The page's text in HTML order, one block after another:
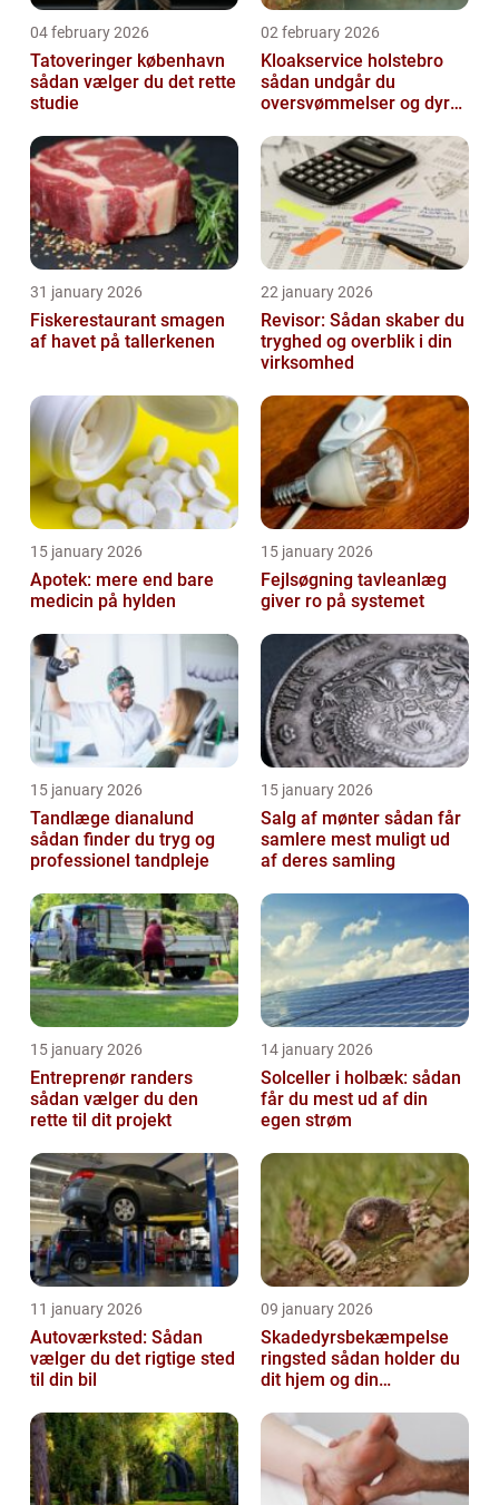
04 february 2026
Tatoveringer københavn
sådan vælger du det rette
studie
02 february 2026
Kloakservice holstebro
sådan undgår du
oversvømmelser og dyre
31 january 2026
Fiskerestaurant smagen
af havet på tallerkenen
22 january 2026
Revisor: Sådan skaber du
tryghed og overblik i din
virksomhed
15 january 2026
Apotek: mere end bare
medicin på hylden
15 january 2026
Fejlsøgning tavleanlæg
giver ro på systemet
15 january 2026
Tandlæge dianalund
sådan finder du tryg og
professionel tandpleje
15 january 2026
Salg af mønter sådan får
samlere mest muligt ud
af deres samling
15 january 2026
Entreprenør randers
sådan vælger du den
rette til dit projekt
14 january 2026
Solceller i holbæk: sådan
får du mest ud af din
egen strøm
11 january 2026
Autoværksted: Sådan
vælger du det rigtige sted
til din bil
09 january 2026
Skadedyrsbekæmpelse
ringsted sådan holder du
dit hjem og din
gæster